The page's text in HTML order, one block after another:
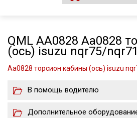
QML AA0828 Aa0828
(ось) isuzu nqr75/
Aa0828 торсион кабины (ось) isuzu
В помощь водителю
Дополнительное